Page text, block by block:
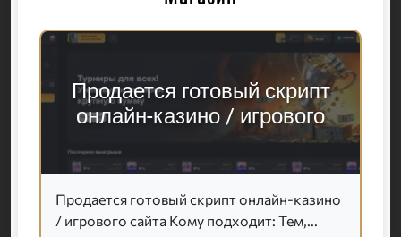
Продается готовый скрипт
онлайн-казино / игрового
Продается готовый скрипт онлайн-казино
/ игрового сайта Кому подходит: Тем,...